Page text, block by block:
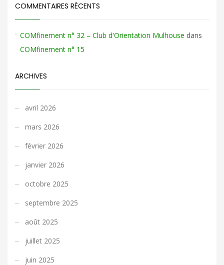
COMMENTAIRES RÉCENTS
COMfinement n° 32 – Club d'Orientation Mulhouse dans
COMfinement n° 15
ARCHIVES
avril 2026
mars 2026
février 2026
janvier 2026
octobre 2025
septembre 2025
août 2025
juillet 2025
juin 2025